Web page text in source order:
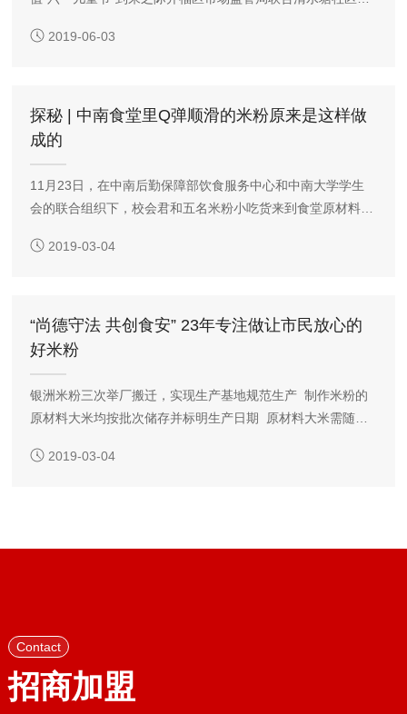
2019-06-03
探秘 | 中南食堂里Q弹顺滑的米粉原来是这样做
成的
11月23日，在中南后勤保障部饮食服务中心和中南大学学生
会的联合组织下，校会君和五名米粉小吃货来到食堂原材料供
企业文化，踏上了一段奇妙的觅食之旅~ 校会君作为一名酷爱
道、不断条、不糊汤的米粉是怎么做出来的吧！ 首先我们参
观了原料仓库，
2019-03-04
“尚德守法 共创食安” 23年专注做让市民放心的
好米粉
银洲米粉三次举厂搬迁，实现生产基地规范生产 制作米粉的
原材料大米均按批次储存并标明生产日期 原材料大米需随附
生产车间 为保障米粉新鲜，银洲进行自主冷链配送 冷链配送
2019-03-04
Contact
招商加盟